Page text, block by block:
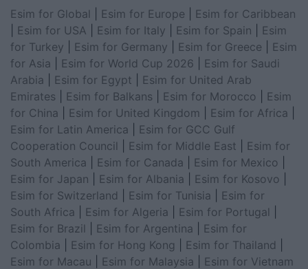
Esim for Global Esim for Europe
Esim for Caribbean
Esim for USA Esim for Italy Esim for Spain
Esim
for Turkey
Esim for Germany Esim for Greece
Esim
for Asia
Esim for World Cup 2026
Esim for Saudi
Arabia
Esim for Egypt
Esim for United Arab
Emirates
Esim for Balkans Esim for Morocco
Esim
for China
Esim for United Kingdom Esim for Africa
Esim for Latin America
Esim for GCC Gulf
Cooperation Council
Esim for Middle East
Esim for
South America
Esim for Canada Esim for Mexico
Esim for Japan
Esim for Albania Esim for Kosovo
Esim for Switzerland
Esim for Tunisia
Esim for
South Africa
Esim for Algeria Esim for Portugal
Esim for Brazil
Esim for Argentina
Esim for
Colombia
Esim for Hong Kong Esim for Thailand
Esim for Macau
Esim for Malaysia
Esim for Vietnam